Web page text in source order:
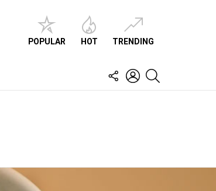
POPULAR HOT TRENDING
FOLLOW
US
LOGIN